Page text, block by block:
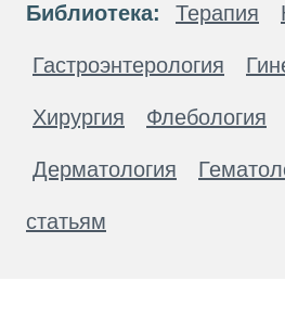
Библиотека: Терапия
Гастроэнтерология
Хирургия Флебология
Дерматология
статьям